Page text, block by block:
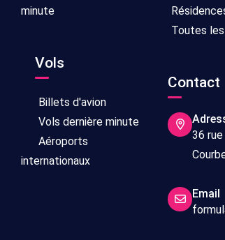
minute
Vols
Billets d'avion
Vols dernière minute
Aéroports
internationaux
Toutes
Contact
36
Email